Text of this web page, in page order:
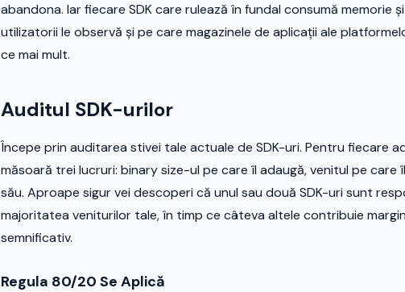
abandona. Iar fiecare SDK care rulează în fundal consumă memorie
utilizatorii le observă și pe care magazinele de aplicații ale
ce mai mult.
Auditul SDK-urilor
Începe prin auditarea stivei tale actuale de SDK-uri. Pentru fiecare
măsoară trei lucruri: binary size-ul pe care îl adaugă, venitul pe care
său. Aproape sigur vei descoperi că unul sau două SDK-uri sunt
majoritatea veniturilor tale, în timp ce câteva altele contribuie
semnificativ.
Regula 80/20 Se Aplică